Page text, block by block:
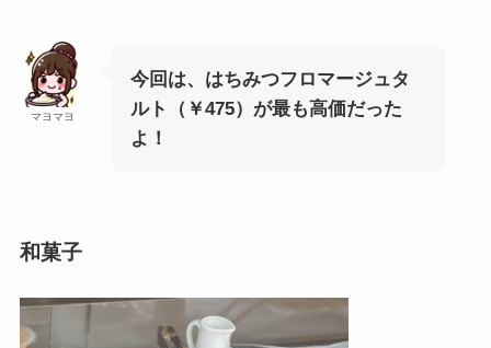
マヨマヨ
今回は、 はちみつフロマージュタ
ルト（￥475） が最も高価だった
よ！
和菓子